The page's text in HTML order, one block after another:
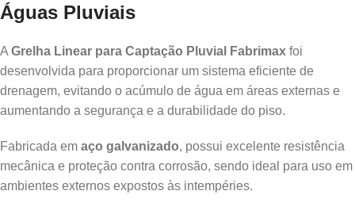
Águas Pluviais
A Grelha Linear para Captação Pluvial Fabrimax foi
desenvolvida para proporcionar um sistema eficiente de
drenagem, evitando o acúmulo de água em áreas externas e
aumentando a segurança e a durabilidade do piso.
Fabricada em aço galvanizado, possui excelente resistência
mecânica e proteção contra corrosão, sendo ideal para uso em
ambientes externos expostos às intempéries.